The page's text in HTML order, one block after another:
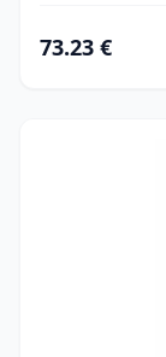
73.23 €